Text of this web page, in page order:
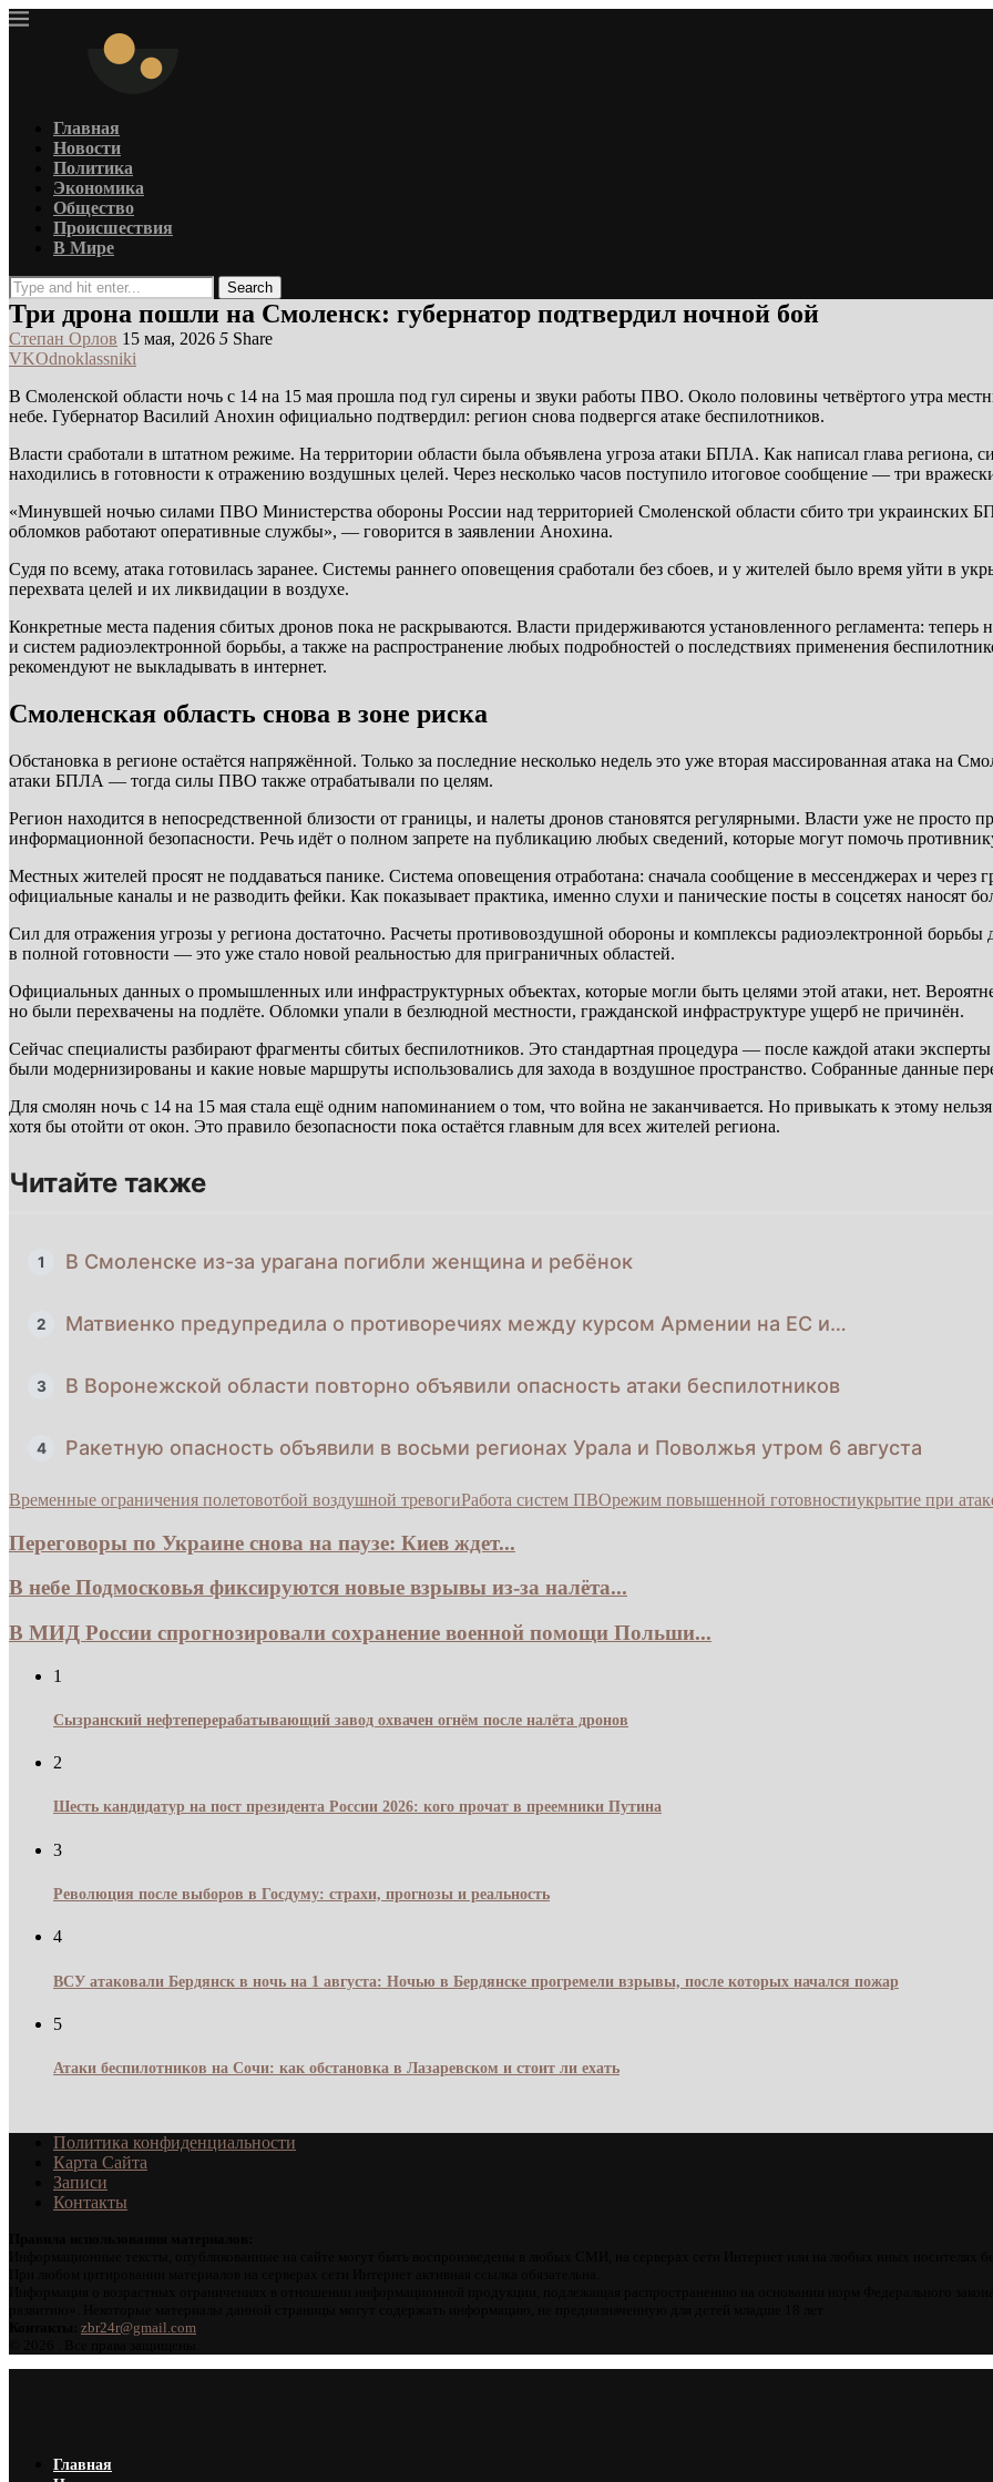
Главная
Новости
Политика
Экономика
Общество
Происшествия
В Мире
Search
Три дрона пошли на Смоленск: губернатор подтвердил ночной бой
Степан Орлов 15 мая, 2026 5 Share
VKOdnoklassniki
В Смоленской области ночь с 14 на 15 мая прошла под гул сирены и звуки работы ПВО. Около половины четвёртого утра
небе. Губернатор Василий Анохин официально подтвердил: регион снова подвергся атаке беспилотников.
Власти сработали в штатном режиме. На территории области была объявлена угроза атаки БПЛА. Как написал глава
находились в готовности к отражению воздушных целей. Через несколько часов поступило итоговое сообщение — три
«Минувшей ночью силами ПВО Министерства обороны России над территорией Смоленской области сбито три украинских
обломков работают оперативные службы», — говорится в заявлении Анохина.
Судя по всему, атака готовилась заранее. Системы раннего оповещения сработали без сбоев, и у жителей было время уйти в
перехвата целей и их ликвидации в воздухе.
Конкретные места падения сбитых дронов пока не раскрываются. Власти придерживаются установленного регламента:
и систем радиоэлектронной борьбы, а также на распространение любых подробностей о последствиях применения
рекомендуют не выкладывать в интернет.
Смоленская область снова в зоне риска
Обстановка в регионе остаётся напряжённой. Только за последние несколько недель это уже вторая массированная атака на
атаки БПЛА — тогда силы ПВО также отрабатывали по целям.
Регион находится в непосредственной близости от границы, и налеты дронов становятся регулярными. Власти уже не просто
информационной безопасности. Речь идёт о полном запрете на публикацию любых сведений, которые могут помочь
Местных жителей просят не поддаваться панике. Система оповещения отработана: сначала сообщение в мессенджерах и
официальные каналы и не разводить фейки. Как показывает практика, именно слухи и панические посты в соцсетях наносят
Сил для отражения угрозы у региона достаточно. Расчеты противовоздушной обороны и комплексы радиоэлектронной
в полной готовности — это уже стало новой реальностью для приграничных областей.
Официальных данных о промышленных или инфраструктурных объектах, которые могли быть целями этой атаки, нет.
но были перехвачены на подлёте. Обломки упали в безлюдной местности, гражданской инфраструктуре ущерб не причинён.
Сейчас специалисты разбирают фрагменты сбитых беспилотников. Это стандартная процедура — после каждой атаки
были модернизированы и какие новые маршруты использовались для захода в воздушное пространство. Собранные данные
Для смолян ночь с 14 на 15 мая стала ещё одним напоминанием о том, что война не заканчивается. Но привыкать к этому
хотя бы отойти от окон. Это правило безопасности пока остаётся главным для всех жителей региона.
Читайте также
1 В Смоленске из-за урагана погибли женщина и ребёнок
2 Матвиенко предупредила о противоречиях между курсом Армении на ЕС и…
3 В Воронежской области повторно объявили опасность атаки беспилотников
4 Ракетную опасность объявили в восьми регионах Урала и Поволжья утром 6 августа
Временные ограничения полетовотбой воздушной тревогиРабота систем ПВОрежим повышенной готовностиукрытие при
Переговоры по Украине снова на паузе: Киев ждет...
В небе Подмосковья фиксируются новые взрывы из-за налёта...
В МИД России спрогнозировали сохранение военной помощи Польши...
1
Сызранский нефтеперерабатывающий завод охвачен огнём после налёта дронов
2
Шесть кандидатур на пост президента России 2026: кого прочат в преемники Путина
3
Революция после выборов в Госдуму: страхи, прогнозы и реальность
4
ВСУ атаковали Бердянск в ночь на 1 августа: Ночью в Бердянске прогремели взрывы, после которых начался пожар
5
Атаки беспилотников на Сочи: как обстановка в Лазаревском и стоит ли ехать
Политика конфиденциальности
Карта Сайта
Записи
Контакты
zbr24r@gmail.com
Главная